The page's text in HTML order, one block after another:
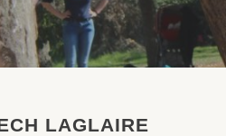
LAGLAIRE